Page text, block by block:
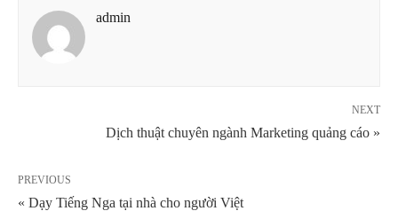
admin
NEXT
Dịch thuật chuyên ngành Marketing quảng cáo »
PREVIOUS
« Dạy Tiếng Nga tại nhà cho người Việt